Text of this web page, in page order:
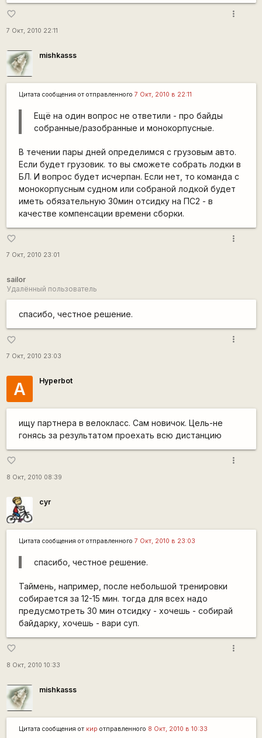
favorite_border
7 Окт, 2010 22:11
more_vert
mishkasss
Цитата сообщения от отправленного 7 Окт, 2010 в 22:11
Ещё на один вопрос не ответили - про байды
собранные/разобранные и монокорпусные.
В течении пары дней определимся с грузовым авто.
Если будет грузовик. то вы сможете собрать лодки в
БЛ. И вопрос будет исчерпан. Если нет, то команда с
монокорпусным судном или собраной лодкой будет
иметь обязательную 30мин отсидку на ПС2 - в
качестве компенсации времени сборки.
favorite_border
7 Окт, 2010 23:01
more_vert
sailor
Удалённый пользователь
спасибо, честное решение.
favorite_border
7 Окт, 2010 23:03
more_vert
А Hyperbot
ищу партнера в велокласс. Сам новичок. Цель-не
гонясь за результатом проехать всю дистанцию
favorite_border
8 Окт, 2010 08:39
more_vert
cyr
Цитата сообщения от отправленного 7 Окт, 2010 в 23:03
спасибо, честное решение.
Таймень, например, после небольшой тренировки
собирается за 12-15 мин. тогда для всех надо
предусмотреть 30 мин отсидку - хочешь - собирай
байдарку, хочешь - вари суп.
favorite_border
8 Окт, 2010 10:33
more_vert
mishkasss
Цитата сообщения от кир отправленного 8 Окт, 2010 в 10:33